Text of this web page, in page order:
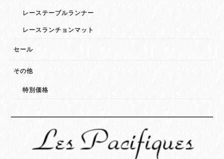
レーステーブルランナー
レースランチョンマット
セール
その他
特別価格